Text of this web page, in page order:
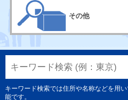
その他
キーワード検索では住所や名称などを用
能です。